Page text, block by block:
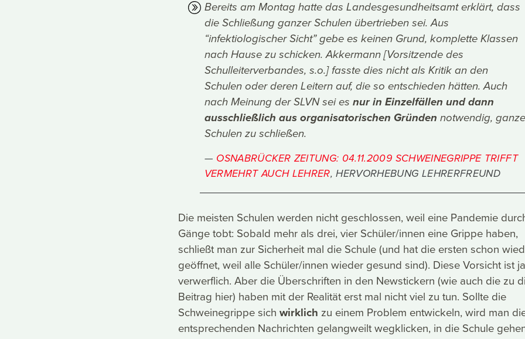
Bereits am Montag hatte das Landesgesundheitsamt erklärt, dass
die Schließung ganzer Schulen übertrieben sei. Aus
“infektiologischer Sicht” gebe es keinen Grund, komplette Klassen
nach Hause zu schicken. Akkermann [Vorsitzende des
Schulleiterverbandes, s.o.] fasste dies nicht als Kritik an den
Schulen oder deren Leitern auf, die so entschieden hätten. Auch
nach Meinung der SLVN sei es nur in Einzelfällen und dann
ausschließlich aus organisatorischen Gründen notwendig, ganze
Schulen zu schließen.
OSNABRÜCKER ZEITUNG: 04.11.2009 SCHWEINEGRIPPE TRIFFT
VERMEHRT AUCH LEHRER, HERVORHEBUNG LEHRERFREUND
Die meisten Schulen werden nicht geschlossen, weil eine Pandemie
Gänge tobt: Sobald mehr als drei, vier Schüler/innen eine Grippe haben,
schließt man zur Sicherheit mal die Schule (und hat die ersten schon
geöffnet, weil alle Schüler/innen wieder gesund sind). Diese Vorsicht ist
verwerflich. Aber die Überschriften in den Newstickern (wie auch die zu
Beitrag hier) haben mit der Realität erst mal nicht viel zu tun. Sollte die
Schweinegrippe sich wirklich zu einem Problem entwickeln, wird man
entsprechenden Nachrichten gelangweilt wegklicken, in die Schule